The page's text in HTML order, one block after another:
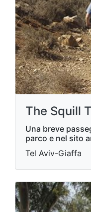
The Squill
Una breve
parco e nel sito
Tel Aviv-Giaffa